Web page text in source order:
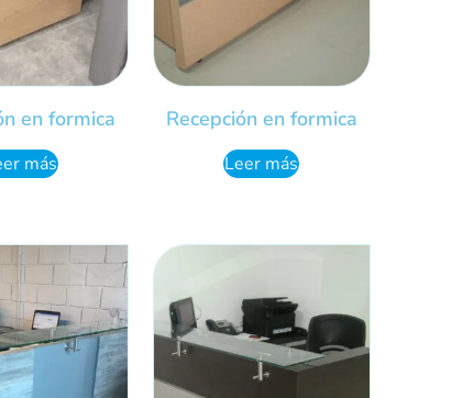
en formica
más
Recepción en formica
Leer más